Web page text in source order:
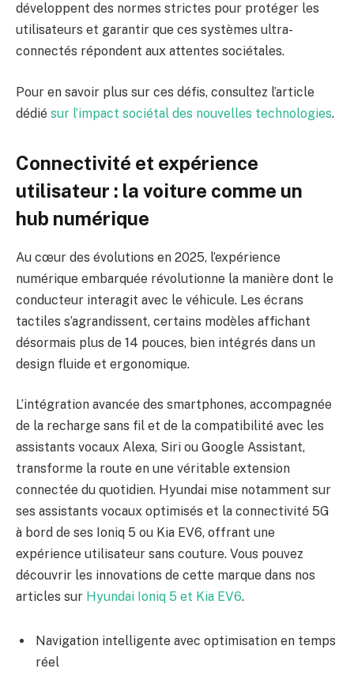
développent des normes strictes pour protéger les
utilisateurs et garantir que ces systèmes ultra-
connectés répondent aux attentes sociétales.
Pour en savoir plus sur ces défis, consultez l’article
dédié sur l’impact sociétal des nouvelles technologies.
Connectivité et expérience
utilisateur : la voiture comme un
hub numérique
Au cœur des évolutions en 2025, l’expérience
numérique embarquée révolutionne la manière dont le
conducteur interagit avec le véhicule. Les écrans
tactiles s’agrandissent, certains modèles affichant
désormais plus de 14 pouces, bien intégrés dans un
design fluide et ergonomique.
L’intégration avancée des smartphones, accompagnée
de la recharge sans fil et de la compatibilité avec les
assistants vocaux Alexa, Siri ou Google Assistant,
transforme la route en une véritable extension
connectée du quotidien. Hyundai mise notamment sur
ses assistants vocaux optimisés et la connectivité 5G
à bord de ses Ioniq 5 ou Kia EV6, offrant une
expérience utilisateur sans couture. Vous pouvez
découvrir les innovations de cette marque dans nos
articles sur Hyundai Ioniq 5 et Kia EV6.
Navigation intelligente avec optimisation en temps
réel